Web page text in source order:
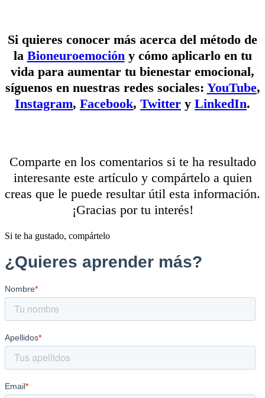
Si quieres conocer más acerca del método de
la Bioneuroemoción y cómo aplicarlo en tu
vida para aumentar tu bienestar emocional,
síguenos en nuestras redes sociales: YouTube,
Instagram, Facebook, Twitter y LinkedIn.
Comparte en los comentarios si te ha resultado
interesante este artículo y compártelo a quien
creas que le puede resultar útil esta información.
¡Gracias por tu interés!
Si te ha gustado, compártelo